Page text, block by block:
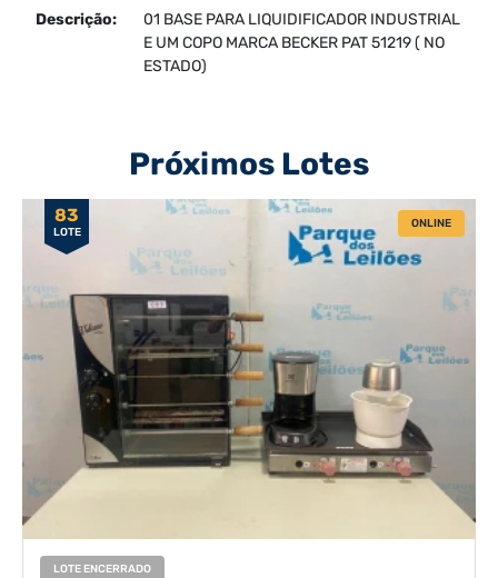
Descrição:
01 BASE PARA LIQUIDIFICADOR INDUSTRIAL
E UM COPO MARCA BECKER PAT 51219 ( NO
ESTADO)
Próximos Lotes
83
LOTE
ONLINE
LOTE ENCERRADO